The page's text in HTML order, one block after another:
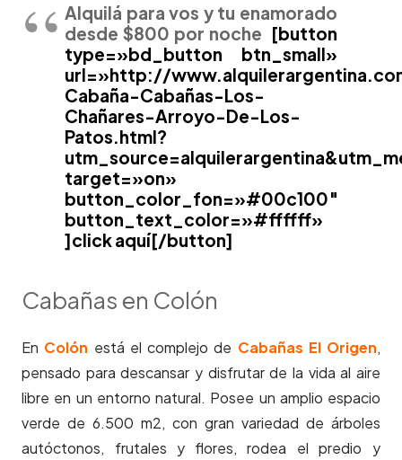
Alquilá para vos y tu enamorado
desde $800 por noche [button
type=»bd_button btn_small»
url=»http://
Cabaña-Cabañas-Los-
Chañares-Arroyo-De-Los-
Patos.html?
target=»on»
button_color_fon=»#00c100″
button_text_color=»#ffffff»
]click aquí[/button]
Cabañas en Colón
En Colón está el complejo de Cabañas El Origen,
pensado para descansar y disfrutar de la vida al aire
libre en un entorno natural. Posee un amplio espacio
verde de 6.500 m2, con gran variedad de árboles
autóctonos, frutales y flores, rodea el predio y